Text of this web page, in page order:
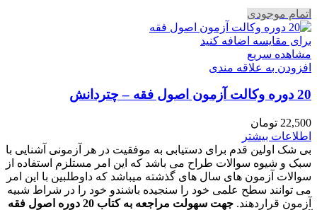
اتمام موجودی
برای مقایسه اضافه کنید
مشاهده سریع
افزودن به علاقه مندی
20 دوره وکالت آزمون اصول فقه – چتردانش
22,500 تومان
اطلاعات بیشتر
بی شک اولین قدم برای دستیابی به موفقیت در هر آزمونی آشنایی با
سبک و شیوه سوالات طراح می باشد که این امر مستلزم استفاده از
سوالات آزمون های سال های گذشته میباشد که داوطلبین با این امر
می توانند سطح علمی خود را سنجیده باشندو خود را در شراط شبیه
آزمون قراردهند.
جهت سهولت مراجعه به کتاب 20 دوره اصول فقه